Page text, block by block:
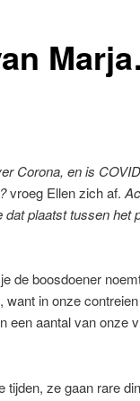
Corona, en is
vroeg Ellen zich af.
dat plaatst tussen het
de boosdoener
in onze
een aantal van onze
ze gaan rare